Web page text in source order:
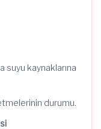
suyu kaynaklarına
durumu.